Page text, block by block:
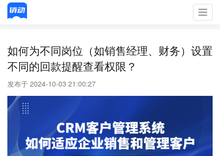
如何为不同岗位（如销售经理、财务）设置
不同的回款提醒查看权限？
发布于 2024-10-03 21:00:27